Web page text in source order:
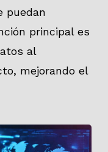
puedan
principal es
al
mejorando el